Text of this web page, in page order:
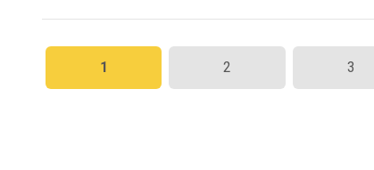
Paginação
de
1 2 3